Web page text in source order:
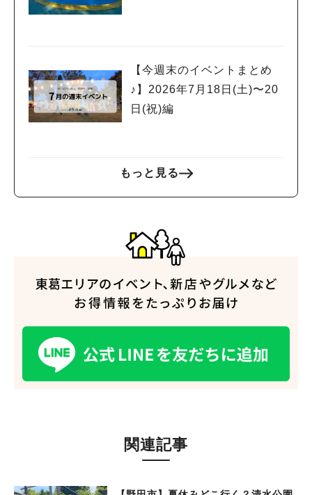
【今週末のイベントまとめ
♪】2026年7月18日(土)〜20
日(祝)編
もっと見る
関連記事
人気のキーワード
#ラーメン